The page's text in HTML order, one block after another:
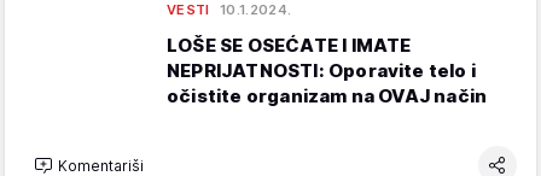
VESTI 10.1.2024.
LOŠE SE OSEĆATE I IMATE
NEPRIJATNOSTI: Oporavite telo i
očistite organizam na OVAJ način
Komentariši